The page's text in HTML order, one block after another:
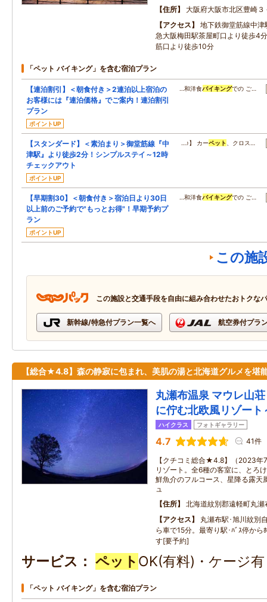
住所
大阪府大阪市北区豊崎３
アクセス
地下鉄御堂筋線中
急大阪梅田駅茶屋町口より徒歩4
筋口より徒歩10分
「ペット バイキング」を含む宿泊プラン
【連泊割引】＜朝食付き＞2連泊以上宿泊の
お客様には『連泊価格』でご案内！連泊割引
プラン
ポイントUP
…和洋食バイキングでの ご…
【スタンダード】＜素泊まり＞御堂筋線『中
津駅』より徒歩2分！シンプルステイ～12時
チェックアウト
ポイントUP
…♪】 カーペット 、クロス…
【早期割30】＜朝食付き＞宿泊日より30日
以上前のご予約で"もっとお得"！早期予約プ
ラン
ポイントUP
…和洋食バイキングでの ご…
この施
この施設と交通手段を自由に組み合わせたおトクな
新幹線/特急付プラン一覧へ 航空券付プラ
【総合★4.8】森の静寂に包まれ、美肌の湯と北海道グルメを堪
丸瀬布温泉 マウレ山
に佇む北欧風リゾート
ハイクラス フォトギャラリー
4.7 41件
【クチコミ総合★4.8】（2023年
リゾート。全6種の客室に、とろ
鮮魚介のフルコース、星降る露天
ュ
住所
北海道紋別郡遠軽町丸
アクセス
丸瀬布駅･旭川紋別
ら車で15分。最寄り駅･ﾊﾞｽ停から
す[要予約]
サービス ペット OK(有料)・ケージ
「ペット バイキング」を含む宿泊プラン